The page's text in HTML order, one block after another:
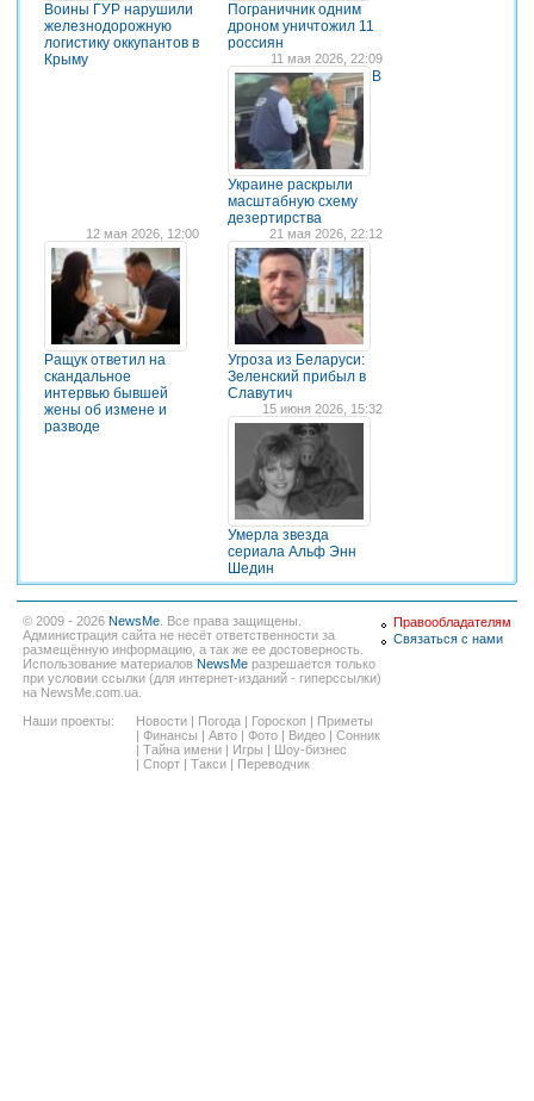
Воины ГУР нарушили
железнодорожную
логистику оккупантов в
Крыму
Пограничник одним
дроном уничтожил 11
россиян
11 мая 2026, 22:09
В
Украине раскрыли
масштабную схему
дезертирства
12 мая 2026, 12:00
Ращук ответил на
скандальное
интервью бывшей
жены об измене и
разводе
21 мая 2026, 22:12
Угроза из Беларуси:
Зеленский прибыл в
Славутич
15 июня 2026, 15:32
Умерла звезда
сериала Альф Энн
Шедин
© 2009 - 2026 NewsMe . Все права защищены.
Администрация сайта не несёт ответственности за
размещённую информацию, а так же ее достоверность.
Использование материалов NewsMe разрешается только
при условии ссылки (для интернет-изданий - гиперссылки)
на NewsMe.com.ua.
Наши проекты:
Новости Погода Гороскоп
Приметы
Финансы Авто Фото Видео
Сонник
Тайна имени Игры
Шоу-бизнес
Спорт Такси Переводчик
Правообладателям
Связаться с нами